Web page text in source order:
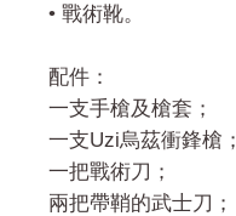
• 戰術靴。
配件：
一支手槍及槍套；
一支Uzi烏茲衝鋒槍；
一把戰術刀；
兩把帶鞘的武士刀；